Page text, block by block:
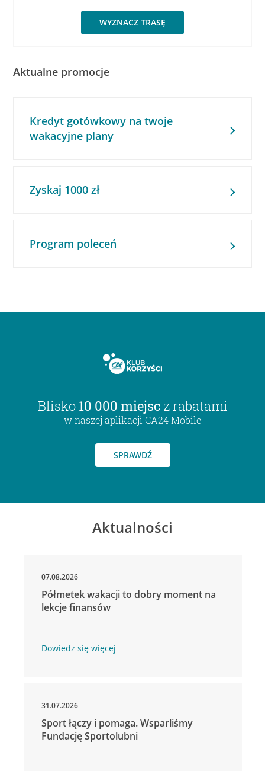
WYZNACZ TRASĘ
Aktualne promocje
Kredyt gotówkowy na twoje
wakacyjne plany
Zyskaj 1000 zł
Program poleceń
Blisko 10 000 miejsc z rabatami
w naszej aplikacji CA24 Mobile
SPRAWDŹ
Aktualności
07.08.2026
Półmetek wakacji to dobry moment na
lekcje finansów
Dowiedz się więcej
31.07.2026
Sport łączy i pomaga. Wsparliśmy
Fundację Sportolubni